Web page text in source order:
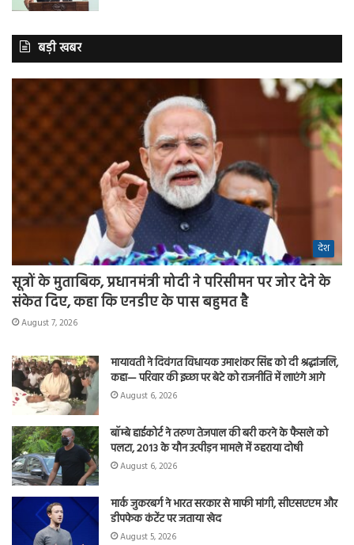
बड़ी खबर
देश
सूत्रों के मुताबिक, प्रधानमंत्री मोदी ने परिसीमन पर जोर देने के
संकेत दिए, कहा कि एनडीए के पास बहुमत है
August 7, 2026
मायावती ने दिवंगत विधायक उमाशंकर सिंह को दी श्रद्धांजलि,
कहा— परिवार की इच्छा पर बेटे को राजनीति में लाएंगे आगे
August 6, 2026
बॉम्बे हाईकोर्ट ने तरुण तेजपाल की बरी करने के फैसले को
पलटा, 2013 के यौन उत्पीड़न मामले में ठहराया दोषी
August 6, 2026
मार्क जुकरबर्ग ने भारत सरकार से माफी मांगी, सीएसएएम और
डीपफेक कंटेंट पर जताया खेद
August 5, 2026